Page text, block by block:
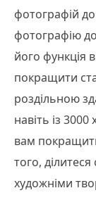
фотографій
фотографію
його функція
покращити
роздільною
навіть із
вам
того,
художніми